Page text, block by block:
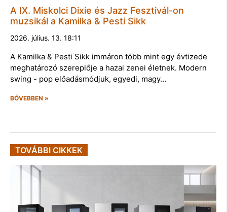
A IX. Miskolci Dixie és Jazz Fesztivál-on
muzsikál a Kamilka & Pesti Sikk
2026. július. 13. 18:11
A Kamilka & Pesti Sikk immáron több mint egy évtizede
meghatározó szereplője a hazai zenei életnek. Modern
swing - pop előadásmódjuk, egyedi, magy…
BŐVEBBEN »
TOVÁBBI CIKKEK